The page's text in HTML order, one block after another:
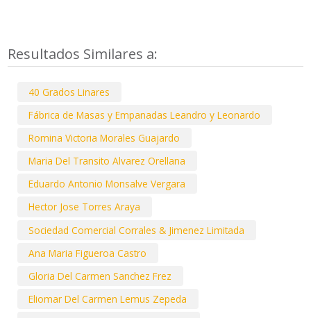
Resultados Similares a:
40 Grados Linares
Fábrica de Masas y Empanadas Leandro y Leonardo
Romina Victoria Morales Guajardo
Maria Del Transito Alvarez Orellana
Eduardo Antonio Monsalve Vergara
Hector Jose Torres Araya
Sociedad Comercial Corrales & Jimenez Limitada
Ana Maria Figueroa Castro
Gloria Del Carmen Sanchez Frez
Eliomar Del Carmen Lemus Zepeda